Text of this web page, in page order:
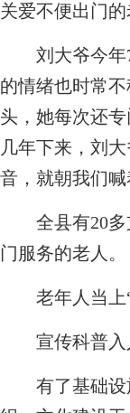
关爱不便出门的
刘大爷今年
的情绪也时常
头，她每次还
几年下来，刘
音，就朝我们喊
全县有20多支
门服务的老人。
老年人当上
宣传科普入
有了基础设施